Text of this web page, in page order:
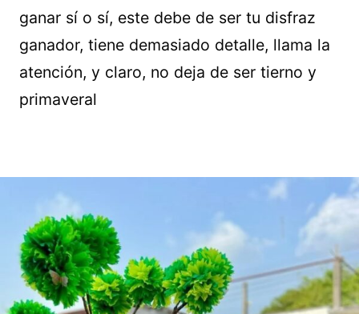
ganar sí o sí, este debe de ser tu disfraz
ganador, tiene demasiado detalle, llama la
atención, y claro, no deja de ser tierno y
primaveral